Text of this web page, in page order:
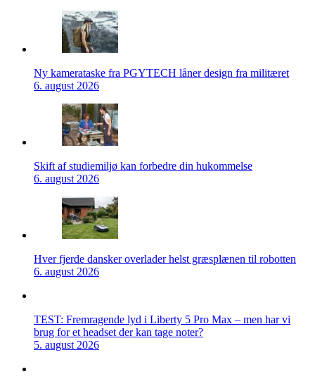
Ny kamerataske fra PGYTECH låner design fra militæret
6. august 2026
Skift af studiemiljø kan forbedre din hukommelse
6. august 2026
Hver fjerde dansker overlader helst græsplænen til robotten
6. august 2026
TEST: Fremragende lyd i Liberty 5 Pro Max – men har vi
brug for et headset der kan tage noter?
5. august 2026